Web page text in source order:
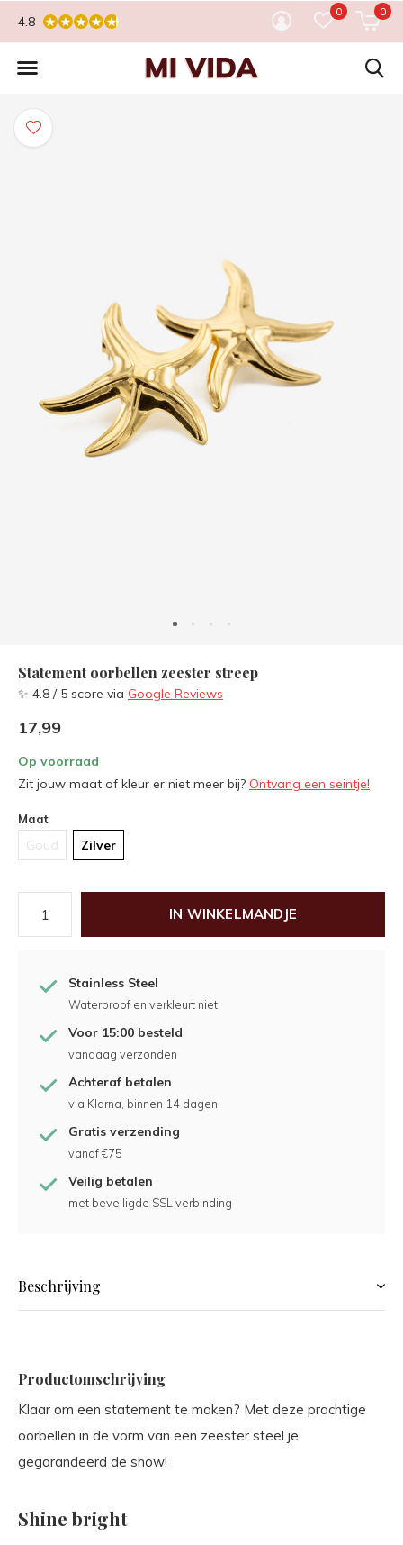
0 0
4.8
Statement oorbellen zeester streep
✨ 4.8 / 5 score via Google Reviews
17,99
Op voorraad
Zit jouw maat of kleur er niet meer bij? Ontvang een seintje!
Maat
Goud Zilver
IN WINKELMANDJE
Stainless Steel
Waterproof en verkleurt niet
Voor 15:00 besteld
vandaag verzonden
Achteraf betalen
via Klarna, binnen 14 dagen
Gratis verzending
vanaf €75
Veilig betalen
met beveiligde SSL verbinding
Beschrijving
Productomschrijving
Klaar om een statement te maken? Met deze prachtige
oorbellen in de vorm van een zeester steel je
gegarandeerd de show!
Shine bright